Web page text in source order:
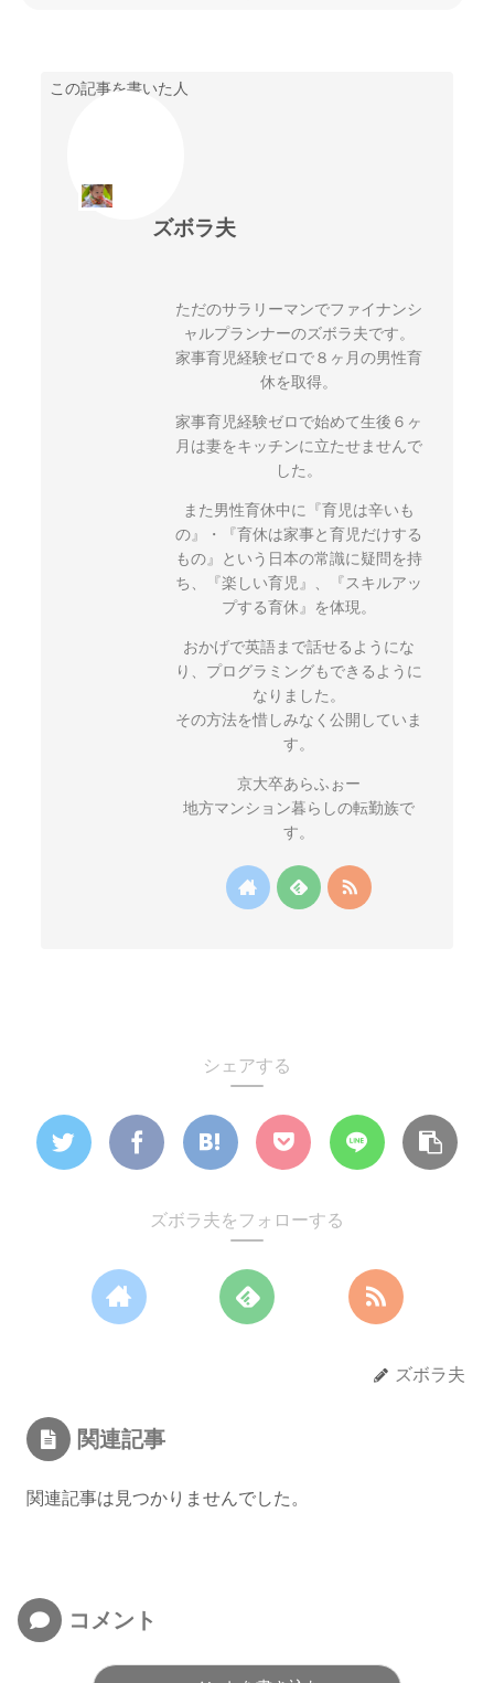
この記事を書いた人
ズボラ夫
ただのサラリーマンでファイナンシ
ャルプランナーのズボラ夫です。
家事育児経験ゼロで８ヶ月の男性育
休を取得。
家事育児経験ゼロで始めて生後６ヶ
月は妻をキッチンに立たせませんで
した。
また男性育休中に『育児は辛いも
の』・『育休は家事と育児だけする
もの』という日本の常識に疑問を持
ち、『楽しい育児』、『スキルアッ
プする育休』を体現。
おかげで英語まで話せるようにな
り、プログラミングもできるように
なりました。
その方法を惜しみなく公開していま
す。
京大卒あらふぉー
地方マンション暮らしの転勤族で
す。
シェアする
ズボラ夫をフォローする
ズボラ夫
関連記事
関連記事は見つかりませんでした。
コメント